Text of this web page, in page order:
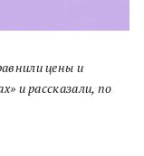
цены и
и рассказали, по